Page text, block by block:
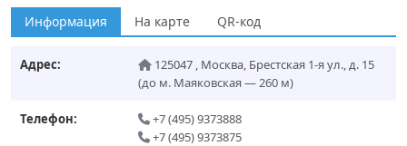
Информация На карте QR-код
Адрес: 125047 , Москва, Брестская 1-я ул., д. 15
(до м. Маяковская — 260 м)
Телефон:
+7 (495) 9373888
+7 (495) 9373875